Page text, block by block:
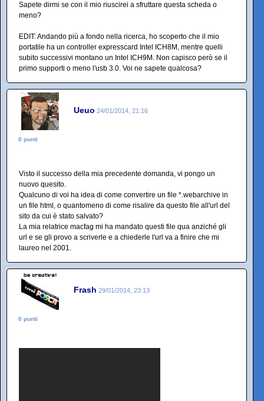
Sapete dirmi se con il mio riuscirei a sfruttare questa scheda o
meno?
EDIT: Andando più a fondo nella ricerca, ho scoperto che il mio
portatile ha un controller expresscard Intel ICH8M, mentre quelli
subito successivi montano un Intel ICH9M. Non capisco però se il
primo supporti o meno l'usb 3.0. Voi ne sapete qualcosa?
Ueuo 24/01/2014, 21:16
0 punti
Visto il successo della mia precedente domanda, vi pongo un
nuovo quesito.
Qualcuno di voi ha idea di come convertire un file *.webarchive in
un file html, o quantomeno di come risalire da questo file all'url del
sito da cui è stato salvato?
La mia relatrice macfag mi ha mandato questi file qua anziché gli
url e se gli provo a scriverle e a chiederle l'url va a finire che mi
laureo nel 2001.
Frash 29/01/2014, 23:13
0 punti